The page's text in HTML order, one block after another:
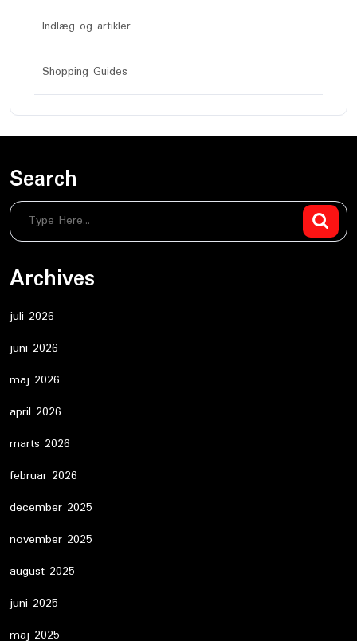
Indlæg og artikler
Shopping Guides
Search
Archives
juli 2026
juni 2026
maj 2026
april 2026
marts 2026
februar 2026
december 2025
november 2025
august 2025
juni 2025
maj 2025